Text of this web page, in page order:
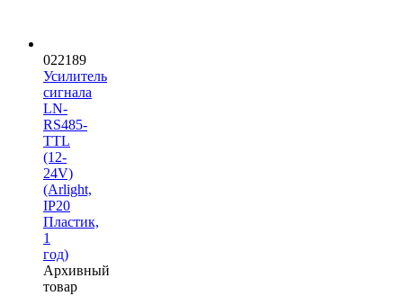
022189
Усилитель
сигнала
LN-
RS485-
TTL
(12-
24V)
(Arlight,
IP20
Пластик,
1
год)
Архивный
товар